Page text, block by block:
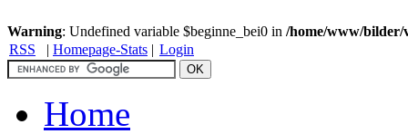
Warning: Undefined variable $beginne_bei0 in /home/www/bilder/
RSS
| Homepage-Stats | Login
Home